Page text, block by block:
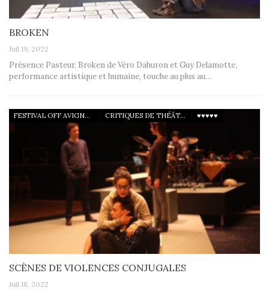
BROKEN
Juil 19, 2022
Présence Pasteur, Broken de Véro Dahuron et Guy Delamotte,
performance artistique et humaine, touche au plus au…
FESTIVAL OFF AVIGNON 22 CRITIQUES DE THÉÂTRE ♥♥♥♥♥
SCÈNES DE VIOLENCES CONJUGALES
Juil 18, 2022